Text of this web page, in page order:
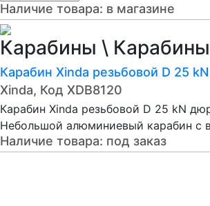
Наличие товара: в магазине
Карабины \
Карабин Xinda резьбовой D 25
Xinda, Код XDB8120
Карабин Xinda резьбовой D 25 kN
Небольшой алюминиевый карабин с
Наличие товара: под заказ